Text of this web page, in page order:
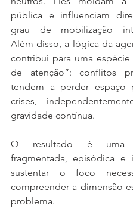
pública e influenciam
grau de mobilização
Além disso, a lógica da
contribui para uma
de atenção”: conflitos
tendem a perder espaço
crises,
gravidade contínua.
O resultado é uma
fragmentada, episódica e
sustentar o foco
compreender a dimensão
problema.